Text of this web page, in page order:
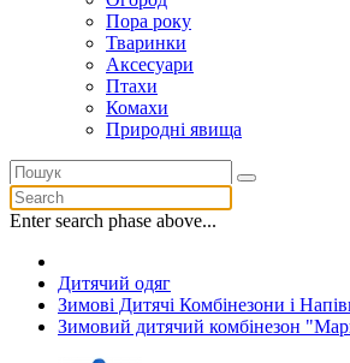
Пора року
Тваринки
Аксесуари
Птахи
Комахи
Природні явища
Enter search phase above...
Дитячий одяг
Зимові Дитячі Комбінезони і
Зимовий дитячий комбінезон